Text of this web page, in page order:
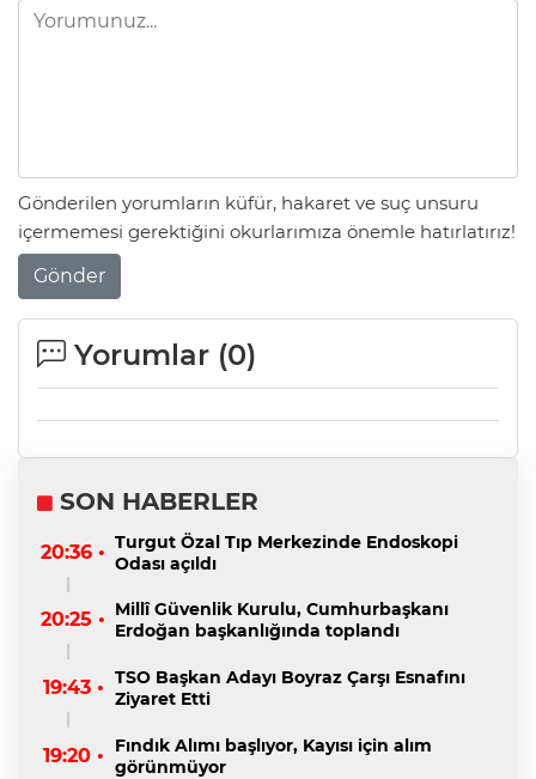
Gönderilen yorumların küfür, hakaret ve suç unsuru
içermemesi gerektiğini okurlarımıza önemle hatırlatırız!
Gönder
Yorumlar (0)
SON HABERLER
20:36 • Turgut Özal Tıp Merkezinde Endoskopi
Odası açıldı
20:25 • Millî Güvenlik Kurulu, Cumhurbaşkanı
Erdoğan başkanlığında toplandı
19:43 • TSO Başkan Adayı Boyraz Çarşı Esnafını
Ziyaret Etti
19:20 •
Fındık Alımı başlıyor, Kayısı için alım
görünmüyor